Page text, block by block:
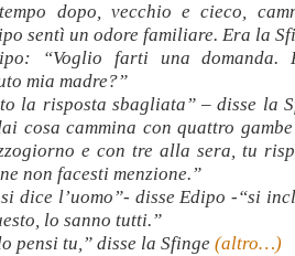
dopo, vecchio e cieco,
sentì un odore familiare. Era la
“Voglio farti una domanda.
mia madre?”
la risposta sbagliata” – disse la
cosa cammina con quattro
e con tre alla sera, tu
non facesti menzione.”
dice l’uomo”- disse Edipo -“si
lo sanno tutti.”
pensi tu,” disse la Sfinge (altro…)